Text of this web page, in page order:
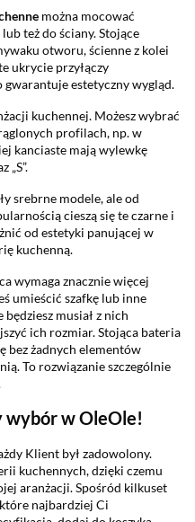
można mocować
też do ściany. Stojące
otworu, ścienne z kolei
ukrycie przyłączy
estetyczny wygląd.
kuchennej. Możesz wybrać
profilach, np. w
kanciaste mają wylewkę
„S”.
srebrne modele, ale od
cieszą się te czarne i
od estetyki panującej w
kuchenną.
wymaga znacznie więcej
umieścić szafkę lub inne
musiał z nich
ich rozmiar. Stojąca bateria
bez żadnych elementów
To rozwiązanie szczególnie
wybór w OleOle!
Klient był zadowolony.
kuchennych, dzięki czemu
aranżacji. Spośród kilkuset
najbardziej Ci